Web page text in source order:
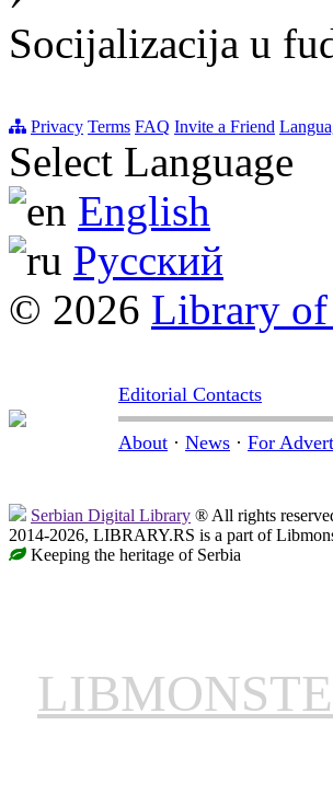
Socijalizacija u
Privacy Terms FAQ Invite a Friend
Select Language
English
Русский
© 2026 Library of
Editorial Contacts
About · News · For
Serbian Digital Library ® All rights
2014-2026, LIBRARY.RS is a part of
Keeping the heritage of Serbia